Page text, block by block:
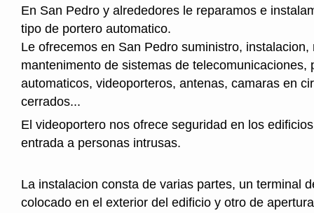
En San Pedro y alrededores le reparamos e
tipo de portero automatico.
Le ofrecemos en San Pedro suministro, instalacion,
mantenimento de sistemas de telecomunicaciones,
automaticos, videoporteros, antenas, camaras en
cerrados...
El videoportero nos ofrece seguridad en los
entrada a personas intrusas.
La instalacion consta de varias partes, un terminal
colocado en el exterior del edificio y otro de